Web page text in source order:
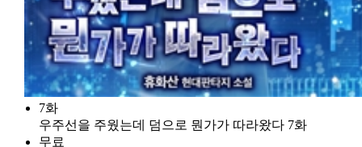
7화
우주선을 주웠는데 덤으로 뭔가가 따라왔다 7화
무료